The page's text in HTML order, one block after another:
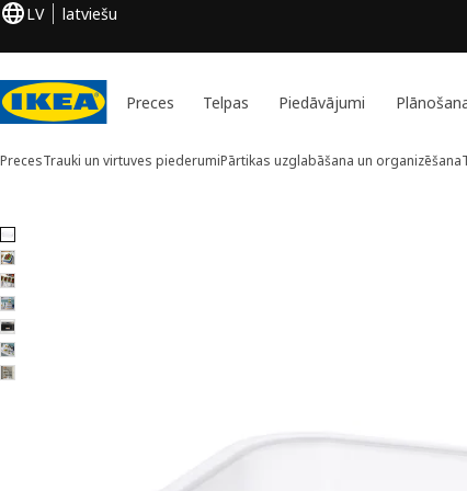
LV latviešu
Preces Telpas Piedāvājumi
PrecesTrauki un virtuves piederumiPārtikas uzglabāšana un organizēšana
7 IKEA 365+ attēli
attēlus